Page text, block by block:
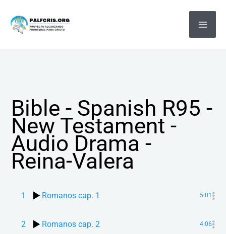
Bible - Spanish R95 -
New Testament -
Audio Drama -
Reina-Valera
1 Romanos cap. 1 5:01
2 Romanos cap. 2 4:06